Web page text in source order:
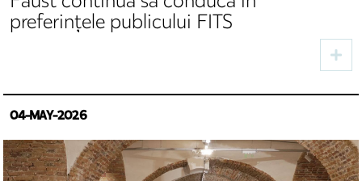
preferințele publicului FITS
04-MAY-2026